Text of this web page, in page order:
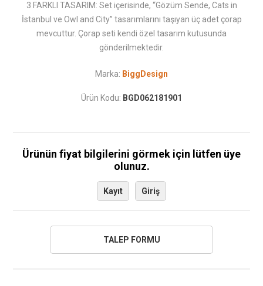
3 FARKLI TASARIM: Set içerisinde, “Gözüm Sende, Cats in
İstanbul ve Owl and City” tasarımlarını taşıyan üç adet çorap
mevcuttur. Çorap seti kendi özel tasarım kutusunda
gönderilmektedir.
Marka: BiggDesign
Ürün Kodu: BGD062181901
Ürünün fiyat bilgilerini görmek için lütfen üye
olunuz.
Kayıt Giriş